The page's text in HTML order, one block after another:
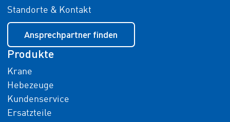
Standorte & Kontakt
Ansprechpartner finden
Produkte
Krane
Hebezeuge
Kundenservice
Ersatzteile